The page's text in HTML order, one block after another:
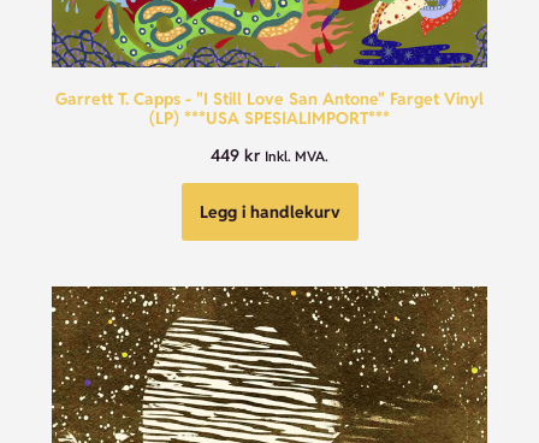
Garrett T. Capps - "I Still Love San Antone" Farget Vinyl
(LP) ***USA SPESIALIMPORT***
449 kr Inkl. MVA.
Legg i handlekurv